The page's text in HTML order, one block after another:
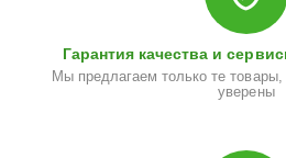
Гарантия качества и
Мы предлагаем только те
уверены